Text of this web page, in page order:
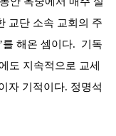
교단 소속 교회의 주
를 해온 셈이다. 기독
도 지속적으로 교세
자 기적이다. 정명석